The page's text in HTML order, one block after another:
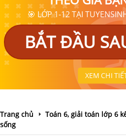
🎯 LỚP 1-12 TẠI
BẮT ĐẦU
XEM CHI
Trang chủ
Toán 6, giải toán lớp 6
sống